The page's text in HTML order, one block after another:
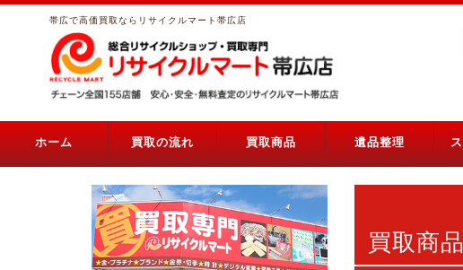
帯広で高価買取ならリサイクルマート帯広店
ホーム 買取の流れ 買取商品 遺品整理
買取商品